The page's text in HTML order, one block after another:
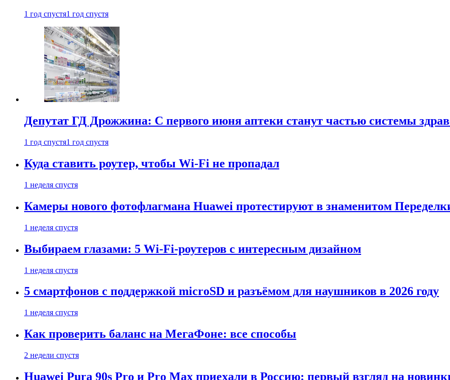
1 год спустя1 год спустя
Депутат ГД Дрожжина: С первого июня аптеки станут частью системы
1 год спустя1 год спустя
Куда ставить роутер, чтобы Wi-Fi не пропадал
1 неделя спустя
Камеры нового фотофлагмана Huawei протестируют в знаменитом
1 неделя спустя
Выбираем глазами: 5 Wi-Fi-роутеров с интересным дизайном
1 неделя спустя
5 смартфонов с поддержкой microSD и разъёмом для наушников в 2026 году
1 неделя спустя
Как проверить баланс на МегаФоне: все способы
2 недели спустя
Huawei Pura 90s Pro и Pro Max приехали в Россию: первый взгляд на